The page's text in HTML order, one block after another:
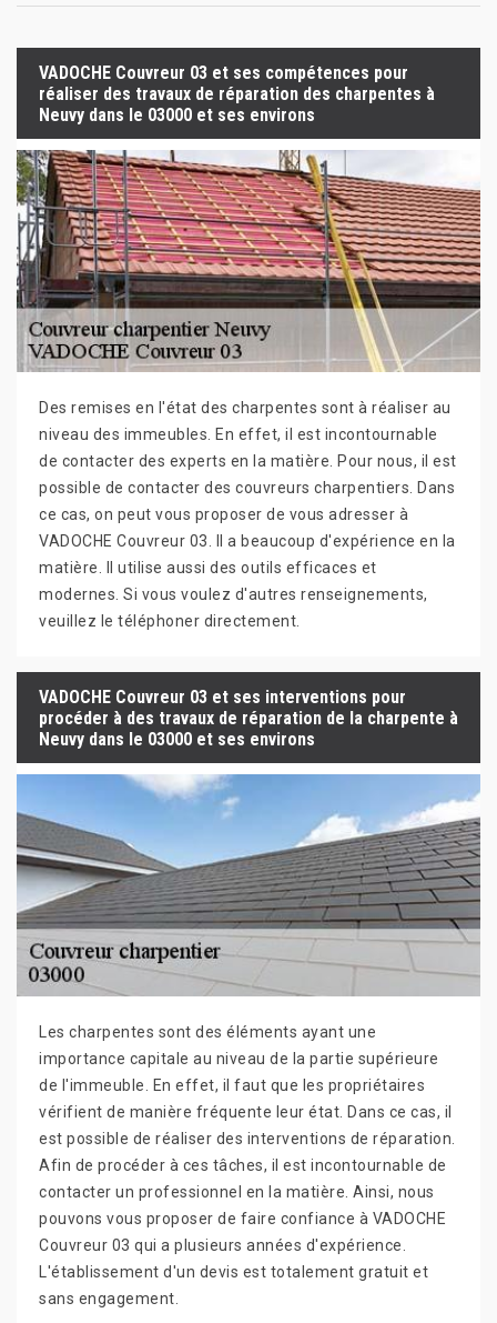
VADOCHE Couvreur 03 et ses compétences pour
réaliser des travaux de réparation des charpentes à
Neuvy dans le 03000 et ses environs
Des remises en l'état des charpentes sont à réaliser au
niveau des immeubles. En effet, il est incontournable
de contacter des experts en la matière. Pour nous, il est
possible de contacter des couvreurs charpentiers. Dans
ce cas, on peut vous proposer de vous adresser à
VADOCHE Couvreur 03. Il a beaucoup d'expérience en la
matière. Il utilise aussi des outils efficaces et
modernes. Si vous voulez d'autres renseignements,
veuillez le téléphoner directement.
VADOCHE Couvreur 03 et ses interventions pour
procéder à des travaux de réparation de la charpente à
Neuvy dans le 03000 et ses environs
Les charpentes sont des éléments ayant une
importance capitale au niveau de la partie supérieure
de l'immeuble. En effet, il faut que les propriétaires
vérifient de manière fréquente leur état. Dans ce cas, il
est possible de réaliser des interventions de réparation.
Afin de procéder à ces tâches, il est incontournable de
contacter un professionnel en la matière. Ainsi, nous
pouvons vous proposer de faire confiance à VADOCHE
Couvreur 03 qui a plusieurs années d'expérience.
L'établissement d'un devis est totalement gratuit et
sans engagement.